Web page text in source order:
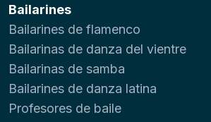
Bailarines
Bailarines de flamenco
Bailarinas de danza del vientre
Bailarinas de samba
Bailarines de danza latina
Profesores de baile